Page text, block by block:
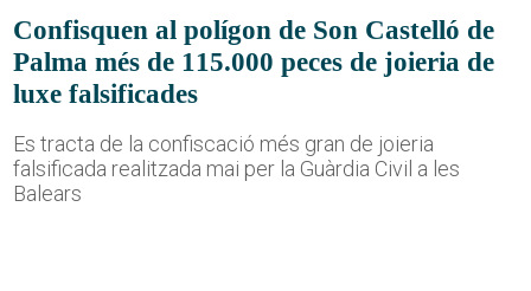
Confisquen al polígon de Son Castelló de
Palma més de 115.000 peces de joieria de
luxe falsificades
Es tracta de la confiscació més gran de joieria
falsificada realitzada mai per la Guàrdia Civil a les
Balears